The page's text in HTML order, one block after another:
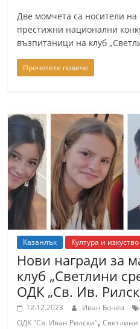
a
n
l
a
.
i
n
f
o
,
k
a
z
a
n
a
Две момчета са носители
престижни национални
възпитаници на клуб
Прочетете повече
Казанлък Култура и изкуство
Нови награди за
клуб „Светлини
ОДК „Св. Ив.
12.12.2023 Иван Бонев
ОДК "Св. Иван Рилски",Светлини